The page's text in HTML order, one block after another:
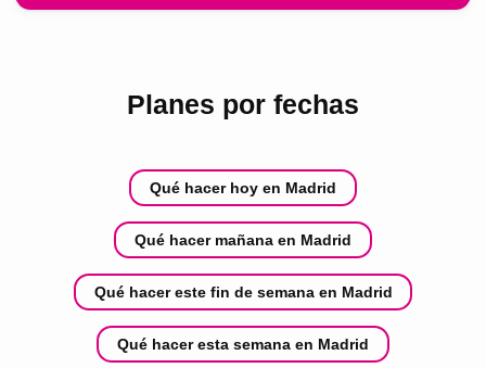
Planes por fechas
Qué hacer hoy en Madrid
Qué hacer mañana en Madrid
Qué hacer este fin de semana en Madrid
Qué hacer esta semana en Madrid